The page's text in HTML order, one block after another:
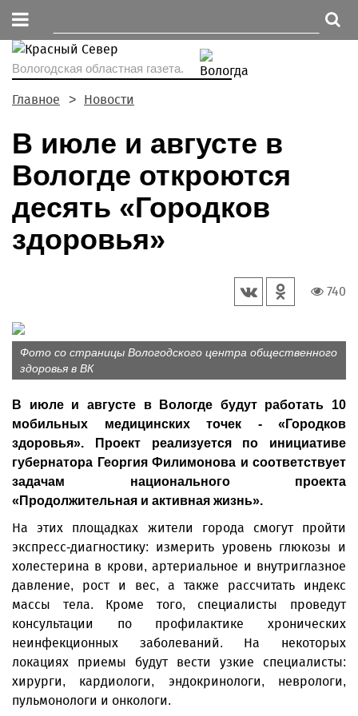
Вологодская областная газета.
Главное Новости
В июле и августе в
Вологде откроются
десять «Городков
здоровья»
740
Фото со страницы Вологодского центра общественного
здоровья в ВК
В июле и августе в Вологде будут работать 10
мобильных медицинских точек - «Городков
здоровья». Проект реализуется по инициативе
губернатора Георгия Филимонова и соответствует
задачам национального проекта
«Продолжительная и активная жизнь».
На этих площадках жители города смогут пройти
экспресс-диагностику: измерить уровень глюкозы и
холестерина в крови, артериальное и внутриглазное
давление, рост и вес, а также рассчитать индекс
массы тела. Кроме того, специалисты проведут
консультации по профилактике хронических
неинфекционных заболеваний. На некоторых
локациях приемы будут вести узкие специалисты:
хирурги, кардиологи, эндокринологи, неврологи,
пульмонологи и онкологи.